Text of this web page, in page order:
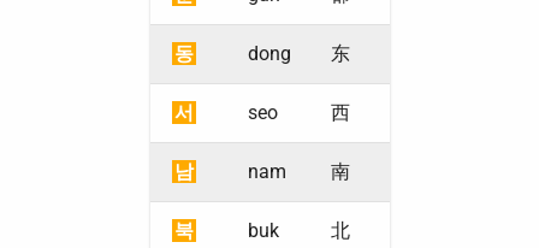
동 dong 东
서 seo 西
남 nam 南
북 buk 北